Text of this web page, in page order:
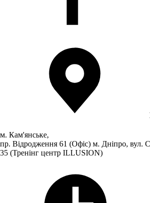
м. Кам'янське,
пр. Відродження 61 (Офіс) м. Дніпро, вул.
35 (Тренінг центр ILLUSION)